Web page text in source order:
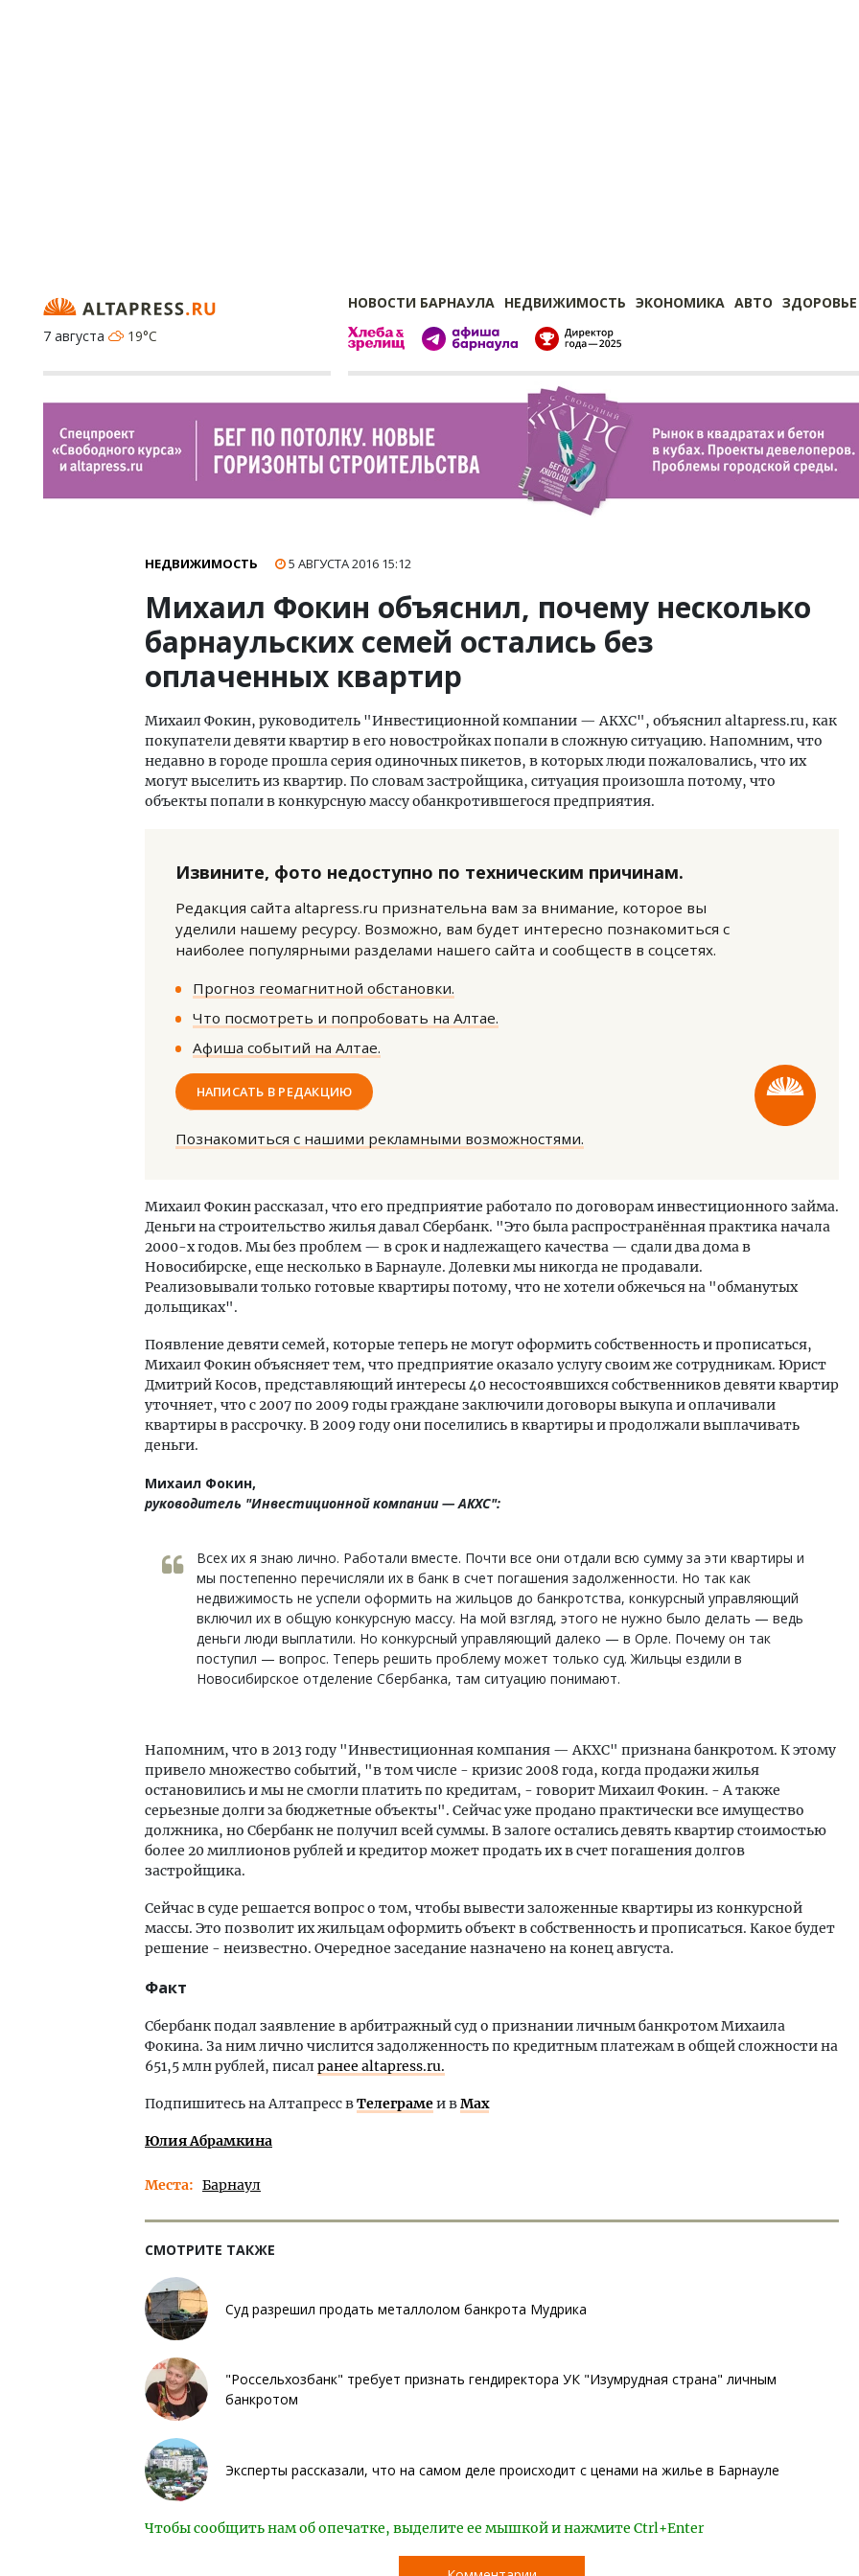
НОВОСТИ БАРНАУЛА НЕДВИЖИМОСТЬ ЭКОНОМИКА АВТО ЗДОРОВЬЕ
7 августа
19°C
НЕДВИЖИМОСТЬ 5 АВГУСТА 2016 15:12
Михаил Фокин объяснил, почему несколько
барнаульских семей остались без
оплаченных квартир
Михаил Фокин, руководитель "Инвестиционной компании — АКХС", объяснил altapress.ru, как
покупатели девяти квартир в его новостройках попали в сложную ситуацию. Напомним, что
недавно в городе прошла серия одиночных пикетов, в которых люди пожаловались, что их
могут выселить из квартир. По словам застройщика, ситуация произошла потому, что
объекты попали в конкурсную массу обанкротившегося предприятия.
Извините, фото недоступно по техническим причинам.
Редакция сайта altapress.ru признательна вам за внимание, которое вы
уделили нашему ресурсу. Возможно, вам будет интересно познакомиться с
наиболее популярными разделами нашего сайта и сообществ в соцсетях.
Прогноз геомагнитной обстановки.
Что посмотреть и попробовать на Алтае.
Афиша событий на Алтае.
НАПИСАТЬ В РЕДАКЦИЮ
Познакомиться с нашими рекламными возможностями.
Михаил Фокин рассказал, что его предприятие работало по договорам инвестиционного займа.
Деньги на строительство жилья давал Сбербанк. "Это была распространённая практика начала
2000-х годов. Мы без проблем — в срок и надлежащего качества — сдали два дома в
Новосибирске, еще несколько в Барнауле. Долевки мы никогда не продавали.
Реализовывали только готовые квартиры потому, что не хотели обжечься на "обманутых
дольщиках".
Появление девяти семей, которые теперь не могут оформить собственность и прописаться,
Михаил Фокин объясняет тем, что предприятие оказало услугу своим же сотрудникам. Юрист
Дмитрий Косов, представляющий интересы 40 несостоявшихся собственников девяти квартир
уточняет, что с 2007 по 2009 годы граждане заключили договоры выкупа и оплачивали
квартиры в рассрочку. В 2009 году они поселились в квартиры и продолжали выплачивать
деньги.
Михаил Фокин,
руководитель "Инвестиционной компании — АКХС":
Всех их я знаю лично. Работали вместе. Почти все они отдали всю сумму за эти квартиры и
мы постепенно перечисляли их в банк в счет погашения задолженности. Но так как
недвижимость не успели оформить на жильцов до банкротства, конкурсный управляющий
включил их в общую конкурсную массу. На мой взгляд, этого не нужно было делать — ведь
деньги люди выплатили. Но конкурсный управляющий далеко — в Орле. Почему он так
поступил — вопрос. Теперь решить проблему может только суд. Жильцы ездили в
Новосибирское отделение Сбербанка, там ситуацию понимают.
Напомним, что в 2013 году "Инвестиционная компания — АКХС" признана банкротом. К этому
привело множество событий, "в том числе - кризис 2008 года, когда продажи жилья
остановились и мы не смогли платить по кредитам, - говорит Михаил Фокин. - А также
серьезные долги за бюджетные объекты". Сейчас уже продано практически все имущество
должника, но Сбербанк не получил всей суммы. В залоге остались девять квартир стоимостью
более 20 миллионов рублей и кредитор может продать их в счет погашения долгов
застройщика.
Сейчас в суде решается вопрос о том, чтобы вывести заложенные квартиры из конкурсной
массы. Это позволит их жильцам оформить объект в собственность и прописаться. Какое будет
решение - неизвестно. Очередное заседание назначено на конец августа.
Факт
Сбербанк подал заявление в арбитражный суд о признании личным банкротом Михаила
Фокина. За ним лично числится задолженность по кредитным платежам в общей сложности на
651,5 млн рублей, писалранее altapress.ru.
Подпишитесь на Алтапресс вТелеграмеи вMax
Юлия Абрамкина
Места Барнаул
СМОТРИТЕ ТАКЖЕ
Суд разрешил продать металлолом банкрота Мудрика
"Россельхозбанк" требует признать гендиректора УК "Изумрудная страна" личным
банкротом
Эксперты рассказали, что на самом деле происходит с ценами на жилье в Барнауле
Чтобы сообщить нам об опечатке, выделите ее мышкой и нажмите Ctrl+Enter
Смелость архитектурных идей.
Генеральный директор компании
ЗИАС — об эстетике городов,
трендах в фасадах и развитии рынка
СТРОИТЕЛЬСТВО
Ищем новые берега. Гендиректор
стандартом
СТРОИТЕЛЬСТВО